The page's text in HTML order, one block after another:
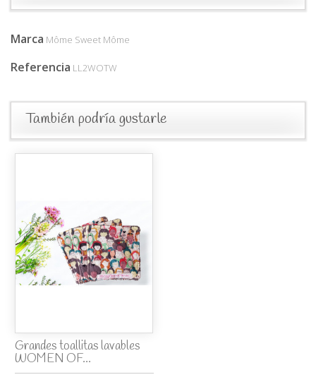
Marca Môme Sweet Môme
Referencia LL2WOTW
También podría gustarle
Grandes toallitas lavables
WOMEN OF...